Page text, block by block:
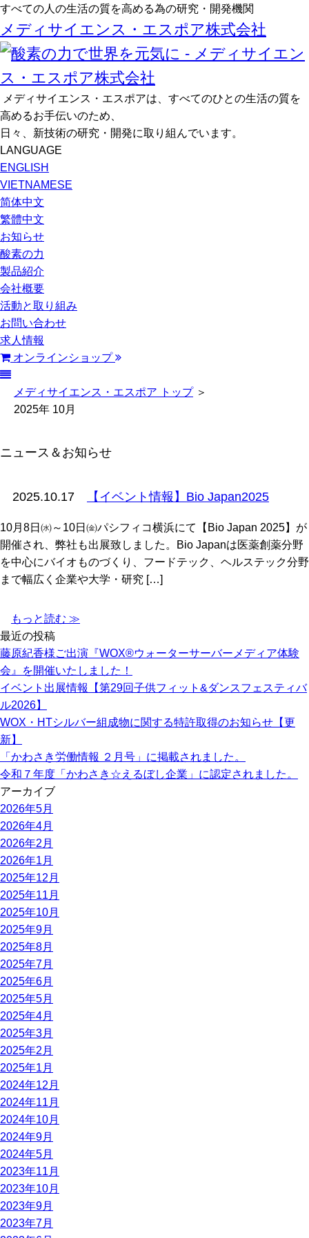
すべての人の生活の質を高める為の研究・開発機関
メディサイエンス・エスポア株式会社
メディサイエンス・エスポアは、すべてのひとの生活の質を
高めるお手伝いのため、
日々、新技術の研究・開発に取り組んでいます。
LANGUAGE
ENGLISH
VIETNAMESE
简体中文
繁體中文
お知らせ
酸素の力
製品紹介
会社概要
活動と取り組み
お問い合わせ
求人情報
オンラインショップ
メディサイエンス・エスポア トップ＞
2025年 10月
ニュース＆お知らせ
2025.10.17 【イベント情報】Bio Japan2025
10月8日㈬～10日㈮パシフィコ横浜にて【Bio Japan 2025】が
開催され、弊社も出展致しました。Bio Japanは医薬創薬分野
を中心にバイオものづくり、フードテック、ヘルステック分野
まで幅広く企業や大学・研究 […]
もっと読む ≫
最近の投稿
藤原紀香様ご出演『WOX®ウォーターサーバーメディア体験
会』を開催いたしました！
イベント出展情報【第29回子供フィット&ダンスフェスティバ
ル2026】
WOX・HTシルバー組成物に関する特許取得のお知らせ【更
新】
「かわさき労働情報 ２月号」に掲載されました。
令和７年度「かわさき☆えるぼし企業」に認定されました。
アーカイブ
2026年5月
2026年4月
2026年2月
2026年1月
2025年12月
2025年11月
2025年10月
2025年9月
2025年8月
2025年7月
2025年6月
2025年5月
2025年4月
2025年3月
2025年2月
2025年1月
2024年12月
2024年11月
2024年10月
2024年9月
2024年5月
2023年11月
2023年10月
2023年9月
2023年7月